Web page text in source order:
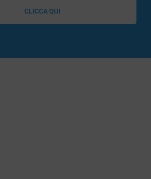
CLICCA QUI